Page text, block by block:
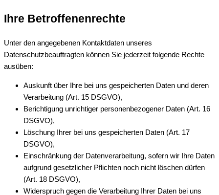
Ihre Betroffenenrechte
Unter den angegebenen Kontaktdaten unseres
Datenschutzbeauftragten können Sie jederzeit folgende Rechte
ausüben:
Auskunft über Ihre bei uns gespeicherten Daten und deren
Verarbeitung (Art. 15 DSGVO),
Berichtigung unrichtiger personenbezogener Daten (Art. 16
DSGVO),
Löschung Ihrer bei uns gespeicherten Daten (Art. 17
DSGVO),
Einschränkung der Datenverarbeitung, sofern wir Ihre Daten
aufgrund gesetzlicher Pflichten noch nicht löschen dürfen
(Art. 18 DSGVO),
Widerspruch gegen die Verarbeitung Ihrer Daten bei uns